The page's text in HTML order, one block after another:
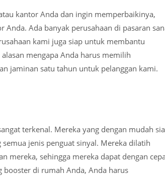
kantor Anda dan ingin memperbaikinya,
Ada banyak perusahaan di pasaran
kami juga siap untuk membantu
mengapa Anda harus memilih
jaminan satu tahun untuk pelanggan kami.
terkenal. Mereka yang dengan mudah
jenis penguat sinyal. Mereka dilatih
mereka, sehingga mereka dapat dengan
booster di rumah Anda, Anda harus